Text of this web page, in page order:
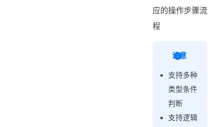
场景示例
步骤
应的操作步骤流
程
注意
支持多种
类型条件
判断
支持逻辑